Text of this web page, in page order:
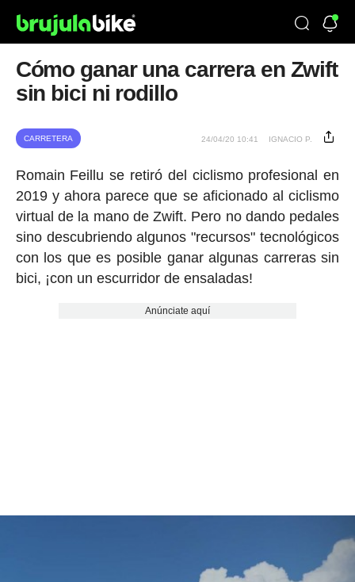
Cómo ganar una carrera en Zwift
sin bici ni rodillo
CARRETERA 24/04/20 10:41 IGNACIO P.
Romain Feillu se retiró del ciclismo profesional en
2019 y ahora parece que se aficionado al ciclismo
virtual de la mano de Zwift. Pero no dando pedales
sino descubriendo algunos "recursos" tecnológicos
con los que es posible ganar algunas carreras sin
bici, ¡con un escurridor de ensaladas!
Anúnciate aquí